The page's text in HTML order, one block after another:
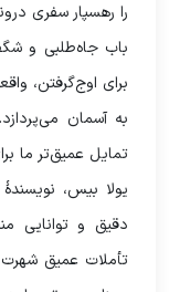
را رهسپار سفری
باب جاه‌طلبی و
برای اوج‌گرفتن،
به آسمان
تمایل عمیق‌تر ما
یولا بیس،
دقیق و توانایی
تأملات عمیق شهرت